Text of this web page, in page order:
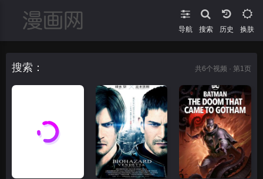
导航 搜索 换肤
搜索： 共6个视频 · 第1页